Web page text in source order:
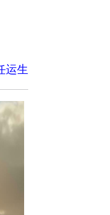
运生